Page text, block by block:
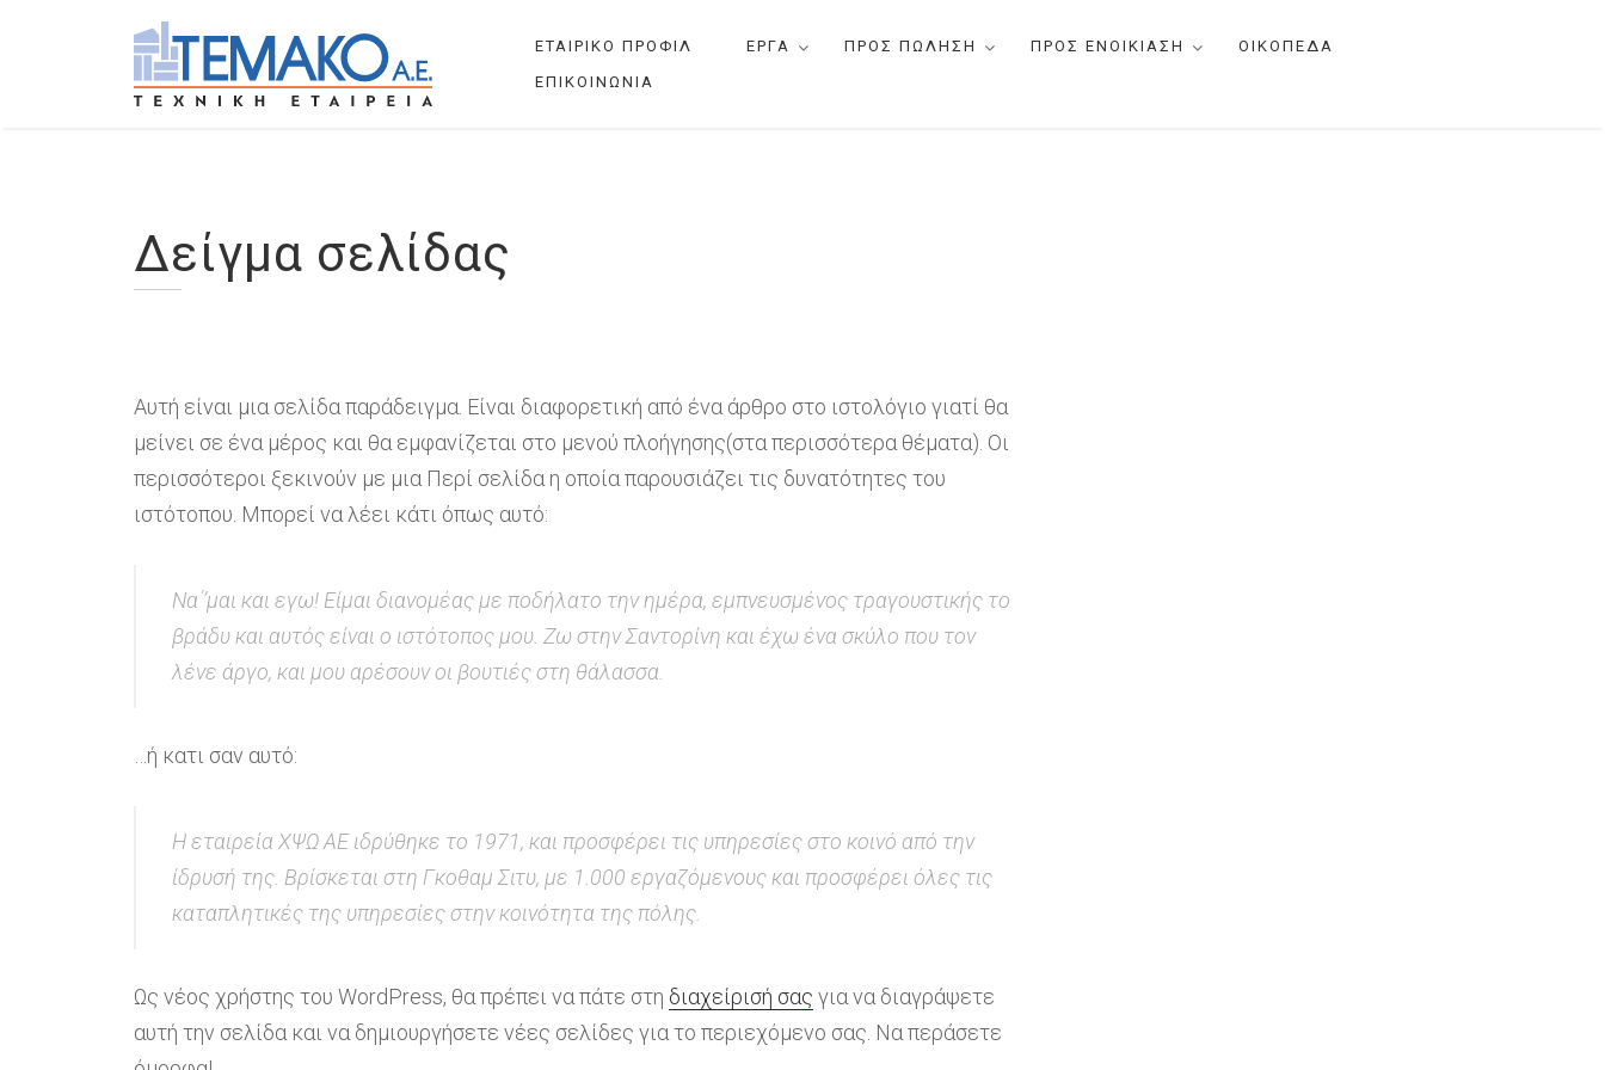
ΕΤΑΙΡΙΚΟ ΠΡΟΦΙΛ ΕΡΓΑ ΠΡΟΣ ΠΩΛΗΣΗ ΠΡΟΣ ΕΝΟΙΚΙΑΣΗ
ΟΙΚΟΠΕΔΑ
ΕΠΙΚΟΙΝΩΝΙΑ
Δείγμα σελίδας
Αυτή είναι μια σελίδα παράδειγμα. Είναι διαφορετική από ένα άρθρο στο ιστολόγιο γιατί θα
μείνει σε ένα μέρος και θα εμφανίζεται στο μενού πλοήγησης(στα περισσότερα θέματα). Οι
περισσότεροι ξεκινούν με μια Περί σελίδα η οποία παρουσιάζει τις δυνατότητες του
ιστότοπου. Μπορεί να λέει κάτι όπως αυτό:
Να΄’μαι και εγω! Είμαι διανομέας με ποδήλατο την ημέρα, εμπνευσμένος τραγουστικής το
βράδυ και αυτός είναι ο ιστότοπος μου. Ζω στην Σαντορίνη και έχω ένα σκύλο που τον
λένε άργο, και μου αρέσουν οι βουτιές στη θάλασσα.
…ή κατι σαν αυτό:
Η εταιρεία ΧΨΩ ΑΕ ιδρύθηκε το 1971, και προσφέρει τις υπηρεσίες στο κοινό από την
ίδρυσή της. Βρίσκεται στη Γκοθαμ Σιτυ, με 1.000 εργαζόμενους και προσφέρει όλες τις
καταπλητικές της υπηρεσίες στην κοινότητα της πόλης.
Ως νέος χρήστης του WordPress, θα πρέπει να πάτε στη διαχείρισή σας για να διαγράψετε
αυτή την σελίδα και να δημιουργήσετε νέες σελίδες για το περιεχόμενο σας. Να περάσετε